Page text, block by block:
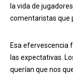
la vida de
comentaristas que
Esa efervescencia
las expectativas.
querían que nos